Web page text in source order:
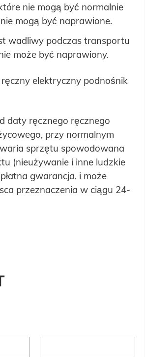
nie mogą być normalnie
mogą być naprawione.
wadliwy podczas transportu
może być naprawiony.
elektryczny podnośnik
daty ręcznego ręcznego
przy normalnym
sprzętu spowodowana
(nieużywanie i inne ludzkie
gwarancja, i może
przeznaczenia w ciągu 24-